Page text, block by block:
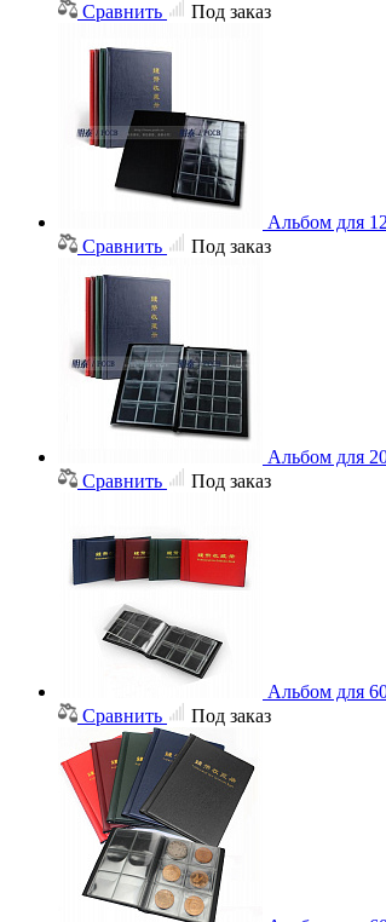
Сравнить
Под заказ
Альбом для
Сравнить
Под заказ
Альбом для
Сравнить
Под заказ
Альбом для
Сравнить
Под заказ